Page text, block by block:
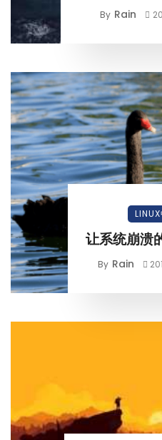
By Rain
让系统崩溃
By Rain